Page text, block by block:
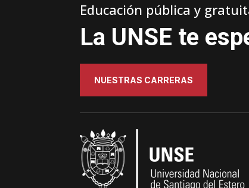
Educación pública y
La UNSE te
NUESTRAS CARRERAS